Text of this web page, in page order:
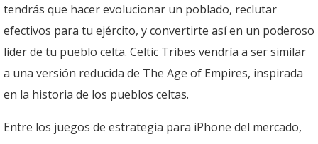
tendrás que hacer evolucionar un poblado, reclutar
efectivos para tu ejército, y convertirte así en un poderoso
líder de tu pueblo celta. Celtic Tribes vendría a ser similar
a una versión reducida de The Age of Empires, inspirada
en la historia de los pueblos celtas.
Entre los juegos de estrategia para iPhone del mercado,